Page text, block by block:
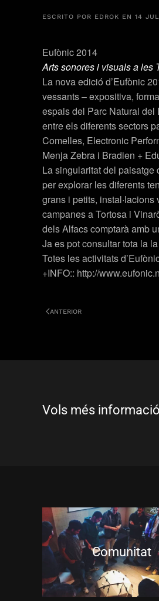
ESCRITO POR EDROK EN 14
Eufònic 2014
Arts sonores i visuals a les
La nova edició d’Eufònic
vessants – expositiva,
espais del Parc Natural del
entre els diferents sectors
Comelles, Electronic
Menja Zebra i Bradien +
La singularitat del paisatge
per explorar les diferents
grans i petits,
campanes a Tortosa i
dels Alfacs comptarà amb
Ja es pot consultar tota la
Totes les activitats
+INFO:: http://
ANTERIOR
Vols més
Comunitat